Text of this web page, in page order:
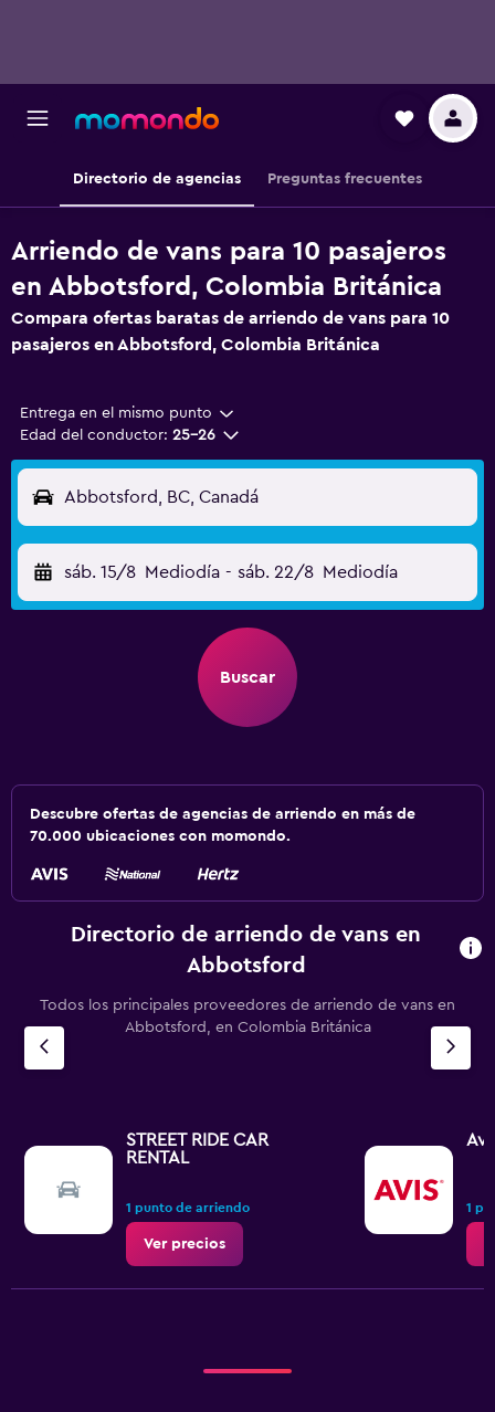
Directorio de agencias Preguntas frecuentes
Arriendo de vans para 10 pasajeros
en Abbotsford, Colombia Británica
Compara ofertas baratas de arriendo de vans para 10
pasajeros en Abbotsford, Colombia Británica
Entrega en el mismo punto
Edad del conductor: 25-26
Abbotsford, BC, Canadá
sáb. 15/8 Mediodía - sáb. 22/8 Mediodía
Buscar
Descubre ofertas de agencias de arriendo en más de
70.000 ubicaciones con momondo.
Directorio de arriendo de vans en
Abbotsford
Todos los principales proveedores de arriendo de vans en
Abbotsford, en Colombia Británica
STREET RIDE CAR
RENTAL
1 punto de arriendo
Ver precios
1